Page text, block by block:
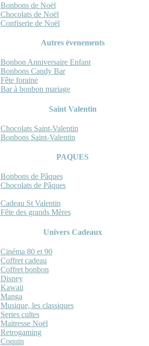
Bonbons de Noël
Chocolats de Noël
Confiserie de Noël
Autres évenements
Bonbon Anniversaire Enfant
Bonbons Candy Bar
Fête foraine
Bar à bonbon mariage
Saint Valentin
Chocolats Saint-Valentin
Bonbons Saint-Valentin
PAQUES
Bonbons de Pâques
Chocolats de Pâques
Cadeau St Valentin
Fête des grands Mères
Univers Cadeaux
Cinéma 80 et 90
Coffret cadeau
Coffret bonbon
Disney
Kawaii
Manga
Musique, les classiques
Series cultes
Maitresse Noël
Retrogaming
Coquin